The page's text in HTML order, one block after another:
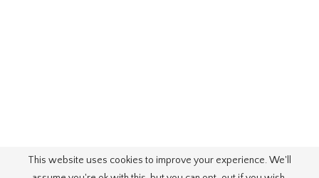
This website uses cookies to improve your experience. We'll